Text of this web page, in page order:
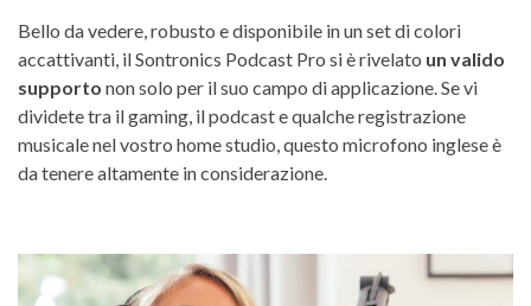
Bello da vedere, robusto e disponibile in un set di colori
accattivanti, il Sontronics Podcast Pro si è rivelato un valido
supporto non solo per il suo campo di applicazione. Se vi
dividete tra il gaming, il podcast e qualche registrazione
musicale nel vostro home studio, questo microfono inglese è
da tenere altamente in considerazione.